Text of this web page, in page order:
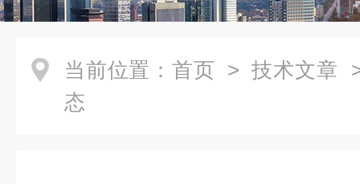
当前位置： 首页 > 技术文章
态